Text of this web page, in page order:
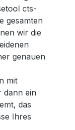
cts-
gesamten
wir die
genauen
mit
dann ein
das
Ihres